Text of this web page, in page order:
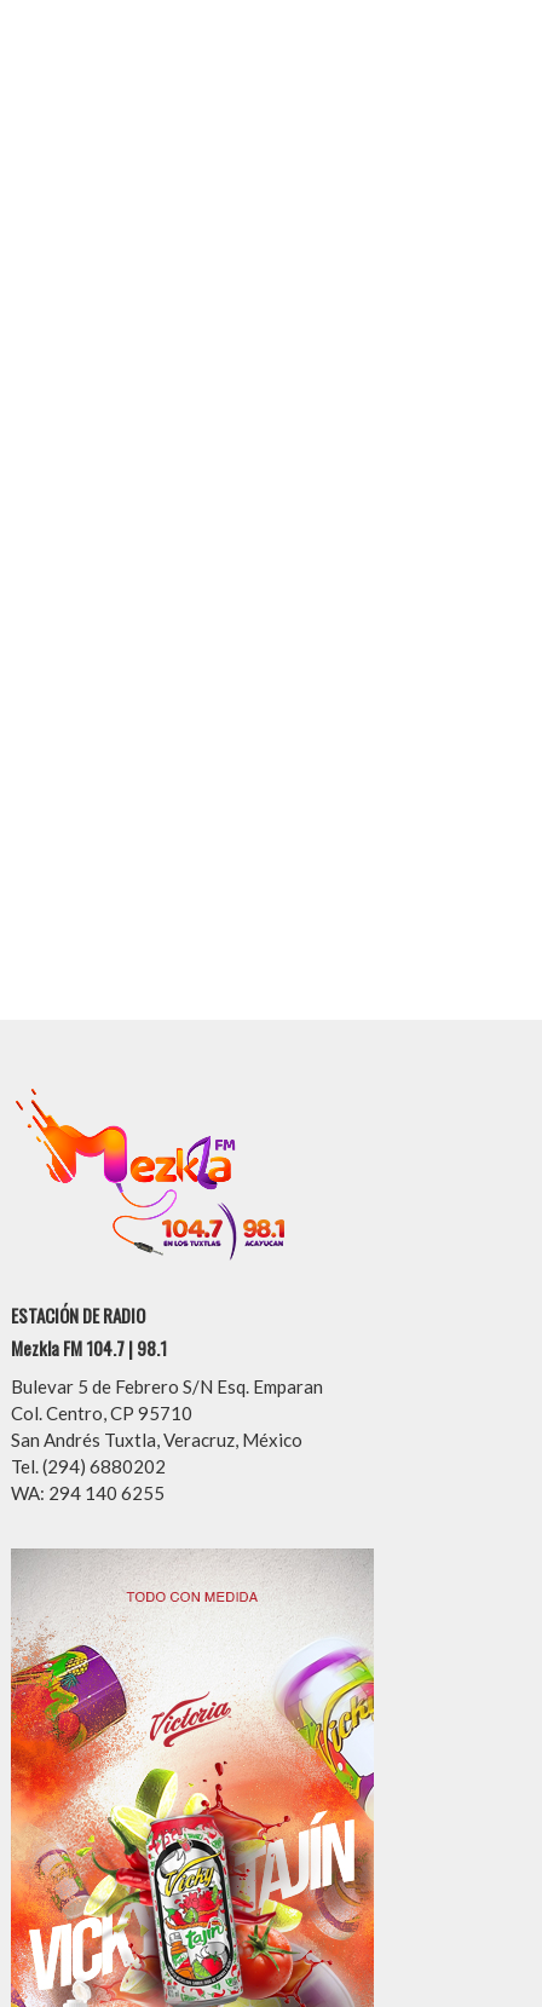
ESTACIÓN DE RADIO
Mezkla FM 104.7 | 98.1
Bulevar 5 de Febrero S/N Esq. Emparan
Col. Centro, CP 95710
San Andrés Tuxtla, Veracruz, México
Tel. (294) 6880202
WA: 294 140 6255